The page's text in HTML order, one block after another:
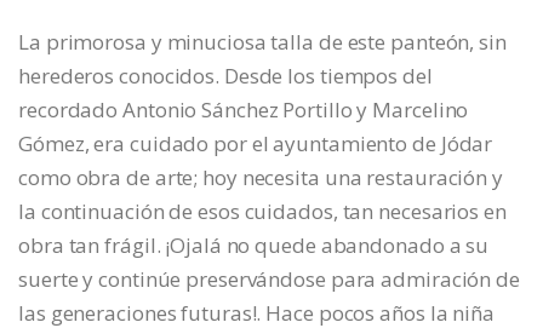
La primorosa y minuciosa talla de este panteón, sin
herederos conocidos. Desde los tiempos del
recordado Antonio Sánchez Portillo y Marcelino
Gómez, era cuidado por el ayuntamiento de Jódar
como obra de arte; hoy necesita una restauración y
la continuación de esos cuidados, tan necesarios en
obra tan frágil. ¡Ojalá no quede abandonado a su
suerte y continúe preservándose para admiración de
las generaciones futuras!. Hace pocos años la niña